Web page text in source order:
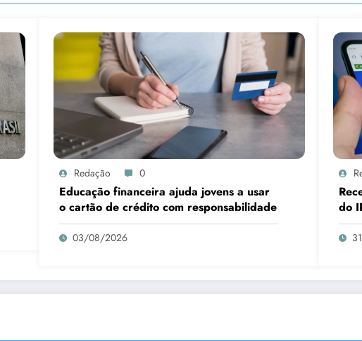
Redação 0
Educação financeira ajuda jovens a usar
o cartão de crédito com responsabilidade
03/08/2026
do